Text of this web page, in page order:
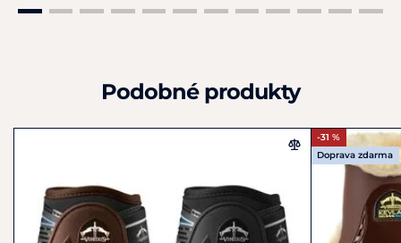
Podobné produkty
-31 %
Doprava zdarma